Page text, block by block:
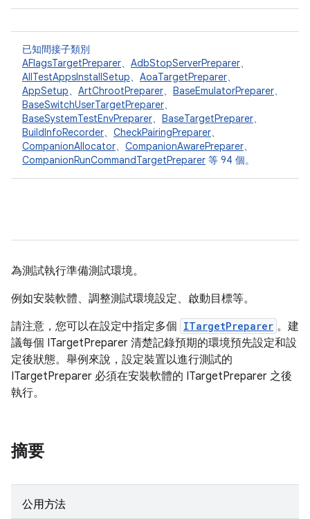
已知間接子類別
AFlagsTargetPreparer、 AdbStopServerPreparer、
AllTestAppsInstallSetup、 AoaTargetPreparer、
AppSetup、 ArtChrootPreparer、 BaseEmulatorPreparer、
BaseSwitchUserTargetPreparer、
BaseSystemTestEnvPreparer、 BaseTargetPreparer、
BuildInfoRecorder、 CheckPairingPreparer、
CompanionAllocator、 CompanionAwarePreparer、
CompanionRunCommandTargetPreparer 等 94 個。
為測試執行準備測試環境。
例如安裝軟體、調整測試環境設定、啟動目標等。
請注意，您可以在設定中指定多個 ITargetPreparer 。建
議每個 ITargetPreparer 清楚記錄預期的環境預先設定和設
定後狀態。舉例來說，設定裝置以進行測試的
ITargetPreparer 必須在安裝軟體的 ITargetPreparer 之後
執行。
摘要
公用方法